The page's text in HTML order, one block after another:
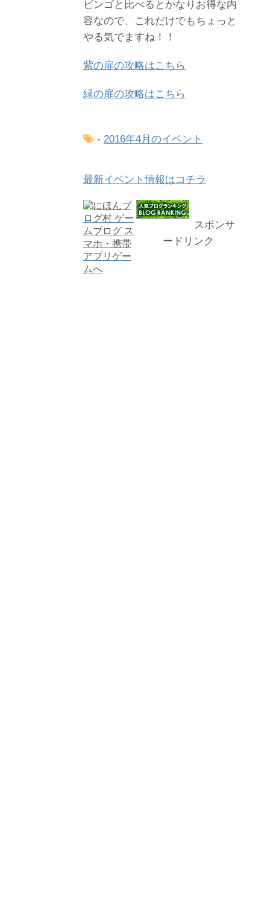
ビンゴと比べるとかなりお得な内
容なので、これだけでもちょっと
やる気でますね！！
紫の扉の攻略はこちら
緑の扉の攻略はこちら
- 2016年4月のイベント
最新イベント情報はコチラ
スポンサ
ードリンク